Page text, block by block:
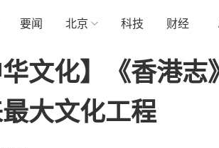
要闻 北京 科技 财经
华文化】《香港
大文化工程